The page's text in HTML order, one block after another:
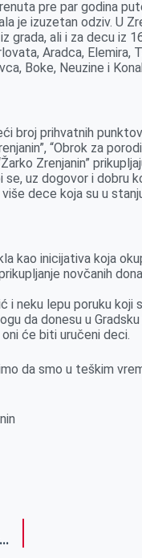
pre par godina
je izuzetan odziv. U
ali i za decu iz
Aradca, Elemira,
Boke, Neuzine i
broj prihvatnih
“Obrok za
Zrenjanin”
uz dogovor i dobru
dece koja su u
kao inicijativa koja
novčanih
neku lepu poruku koji
da donesu u Gradsku
će biti uručeni deci.
da smo u teškim
Sportisti sa invaliditetom obeležili kraj sportske godine